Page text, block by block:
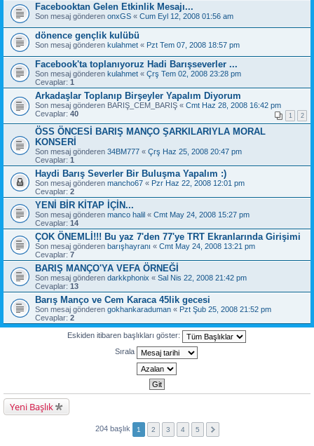
Facebooktan Gelen Etkinlik Mesajı...
Son mesaj gönderen onxGS « Cum Eyl 12, 2008 01:56 am
dönence gençlik kulübü
Son mesaj gönderen kulahmet « Pzt Tem 07, 2008 18:57 pm
Facebook'ta toplanıyoruz Hadi Barışseverler ...
Son mesaj gönderen kulahmet « Çrş Tem 02, 2008 23:28 pm
Cevaplar: 1
Arkadaşlar Toplanıp Birşeyler Yapalım Diyorum
Son mesaj gönderen BARIŞ_CEM_BARIŞ « Cmt Haz 28, 2008 16:42 pm
Cevaplar: 40 1 2
ÖSS ÖNCESİ BARIŞ MANÇO ŞARKILARIYLA MORAL
KONSERİ
Son mesaj gönderen 34BM777 « Çrş Haz 25, 2008 20:47 pm
Cevaplar: 1
Haydi Barış Severler Bir Buluşma Yapalım :)
Son mesaj gönderen mancho67 « Pzr Haz 22, 2008 12:01 pm
Cevaplar: 2
YENİ BİR KİTAP İÇİN...
Son mesaj gönderen manco halil « Cmt May 24, 2008 15:27 pm
Cevaplar: 14
ÇOK ÖNEMLİ!!! Bu yaz 7'den 77'ye TRT Ekranlarında Girişimi
Son mesaj gönderen barışhayranı « Cmt May 24, 2008 13:21 pm
Cevaplar: 7
BARIŞ MANÇO'YA VEFA ÖRNEĞİ
Son mesaj gönderen darkkphonix « Sal Nis 22, 2008 21:42 pm
Cevaplar: 13
Barış Manço ve Cem Karaca 45lik gecesi
Son mesaj gönderen gokhankaraduman « Pzt Şub 25, 2008 21:52 pm
Cevaplar: 2
Eskiden itibaren başlıkları göster:
Sırala
Yeni Başlık
204 başlık 1 2 3 4 5